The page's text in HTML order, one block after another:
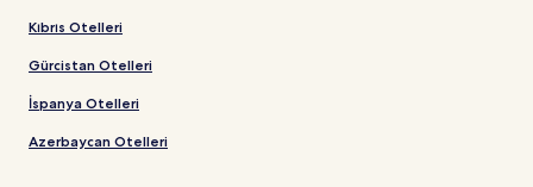
Kıbrıs Otelleri
Gürcistan Otelleri
İspanya Otelleri
Azerbaycan Otelleri